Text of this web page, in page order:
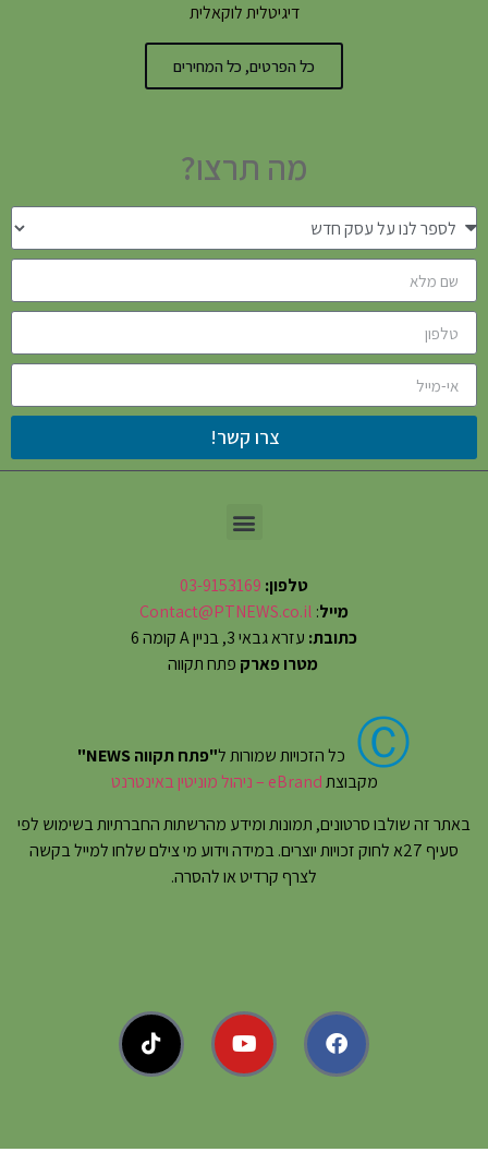
דיגיטלית לוקאלית
כל הפרטים, כל המחירים
מה תרצו?
צרו קשר!
טלפון: 03-9153169
מייל:
Contact@PTNEWS.co.il
כתובת: עזרא גבאי 3, בניין A קומה 6
מטרו פארק פתח תקווה
Ⓒ כל הזכויות שמורות ל"פתח תקווה NEWS"
מקבוצתeBrand – ניהול מוניטין באינטרנט
באתר זה שולבו סרטונים, תמונות ומידע מהרשתות החברתיות בשימוש לפי
סעיף 27א לחוק זכויות יוצרים. במידה וידוע מי צילם שלחו למייל בקשה
לצרף קרדיט או להסרה.